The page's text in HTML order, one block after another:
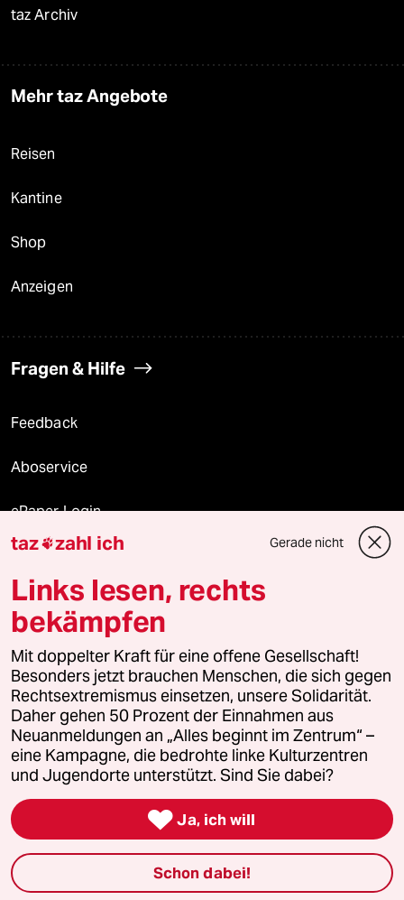
taz Archiv
Mehr taz Angebote
Reisen
Kantine
Shop
Anzeigen
Fragen & Hilfe
Feedback
Aboservice
ePaper Login
Downloads für Abonnierende
© 2026 taz Verlags und Vertriebs GmbH
Alle Rechte vorbehalten. Bei rechtlichen Fragen oder für Genehmigungen
wenden Sie sich bitte an
lizenzen@taz.de
Feedback Redaktionsstatut Kommune-Richtlinien
Leitlinie Informant Datenschutz Impressum AGB
Seitenwende Einwilligungen widerrufen (Ads)
taz zahl ich Gerade nicht
Links lesen, rechts
bekämpfen
Mit doppelter Kraft für eine offene Gesellschaft!
Besonders jetzt brauchen Menschen, die sich gegen
Rechtsextremismus einsetzen, unsere Solidarität.
Daher gehen 50 Prozent der Einnahmen aus
Neuanmeldungen an „Alles beginnt im Zentrum“ –
eine Kampagne, die bedrohte linke Kulturzentren
und Jugendorte unterstützt. Sind Sie dabei?
 Ja, ich will
Schon dabei!